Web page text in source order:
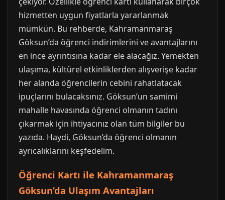
hizmetten uygun fiyatlarla yararlanmak
mümkün. Bu rehberde, Kahramanmaraş
Göksun’da öğrenci indirimlerini ve avantajlarını
en ince ayrıntısına kadar ele alacağız. Yemekten
ulaşıma, kültürel etkinliklerden alışverişe kadar
her alanda öğrencilerin cebini rahatlatacak
ipuçlarını bulacaksınız. Göksun’un samimi
mahalle havasında öğrenci olmanın tadını
çıkarmak için ihtiyacınız olan tüm bilgiler bu
yazıda. Haydi, Göksun’da öğrenci olmanın
ayrıcalıklarını keşfedelim.
Öğrenci Kartı ile Kahramanmaraş
Göksun’da Ulaşım Avantajları